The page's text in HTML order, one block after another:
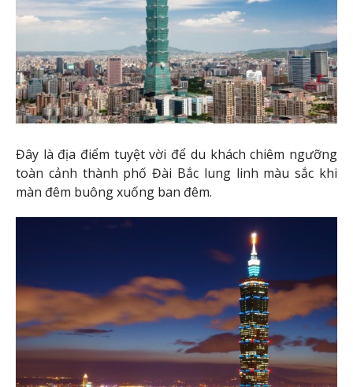
Khám phá nền ẩm thực Đài Loan
Không chỉ là nơi có nhiều thắng cảnh tuyệt đẹp, Đài
Loan còn có nền ẩm thực phong phú.
Sau đây là những món ngon hấp dẫn nhất mà bạn
không nên bỏ lỡ cơ hội thưởng thức nếu có dịp du lịch
Đài Loan: